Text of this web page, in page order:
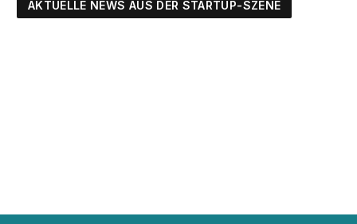
AKTUELLE NEWS AUS DER STARTUP-SZENE